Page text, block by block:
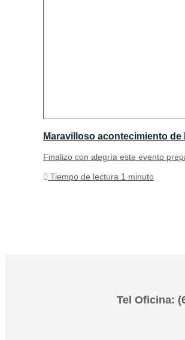
Maravilloso acontecimiento de
Finalizo con alegría este evento
Tiempo de lectura 1 minuto
Tel Oficina: